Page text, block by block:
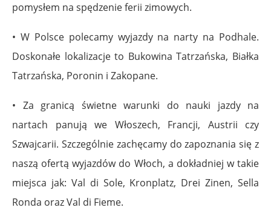
pomysłem na spędzenie ferii zimowych.
• W Polsce polecamy wyjazdy na narty na Podhale.
Doskonałe lokalizacje to Bukowina Tatrzańska, Białka
Tatrzańska, Poronin i Zakopane.
• Za granicą świetne warunki do nauki jazdy na
nartach panują we Włoszech, Francji, Austrii czy
Szwajcarii. Szczególnie zachęcamy do zapoznania się z
naszą ofertą wyjazdów do Włoch, a dokładniej w takie
miejsca jak: Val di Sole, Kronplatz, Drei Zinen, Sella
Ronda oraz Val di Fieme.